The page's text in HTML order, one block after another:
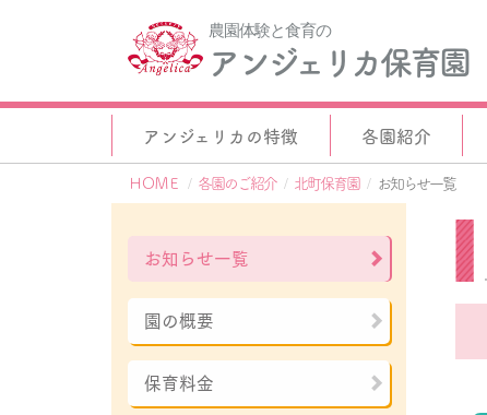
農園体験と食育の
アンジェリカ保育園
アンジェリカの特徴 各園紹介
ＨＯＭＥ 各園のご紹介 北町保育園 お知らせ一覧
お知らせ一覧
園の概要
保育料金